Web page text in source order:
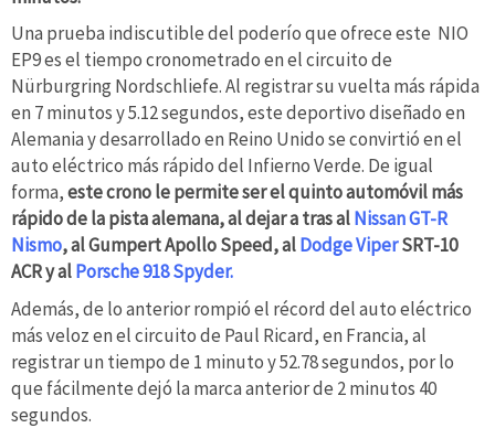
Una prueba indiscutible del poderío que ofrece este NIO
EP9 es el tiempo cronometrado en el circuito de
Nürburgring Nordschliefe. Al registrar su vuelta más rápida
en 7 minutos y 5.12 segundos, este deportivo diseñado en
Alemania y desarrollado en Reino Unido se convirtió en el
auto eléctrico más rápido del Infierno Verde. De igual
forma,este crono le permite ser el quinto automóvil más
rápido de la pista alemana, al dejar a tras alNissan GT-R
Nismo, al Gumpert Apollo Speed, alDodge ViperSRT-10
ACR y alPorsche 918 Spyder.
Además, de lo anterior rompió el récord del auto eléctrico
más veloz en el circuito de Paul Ricard, en Francia, al
registrar un tiempo de 1 minuto y 52.78 segundos, por lo
que fácilmente dejó la marca anterior de 2 minutos 40
segundos.